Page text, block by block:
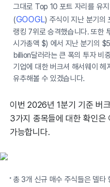
그대로 Top 10 포트 자리를 유
(GOOGL) 주식이 지난 분기의
랭킹 7위로 승격했습니다. 또한
시가총액 $) 에서 지난 분기의
billion달러라는 큰 폭의 투자 비
기업에 대한 버크셔 해서웨이
유추해볼 수 있겠습니다.
이번 2026년 1분기 기준 버
3가지 종목들에 대한 확인은
가능합니다.
총 3개 신규 매수 주식들은 델타